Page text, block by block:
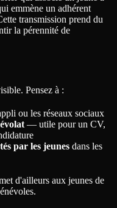
emmène un adhérent
transmission prend du
la pérennité de
Pensez à :
ou les réseaux sociaux
— utile pour un CV,
par les jeunes dans les
d'ailleurs aux jeunes de